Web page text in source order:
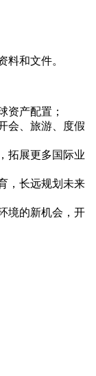
料和文件。
资产配置；
会、旅游、度假
拓展更多国际业
，长远规划未来
境的新机会，开